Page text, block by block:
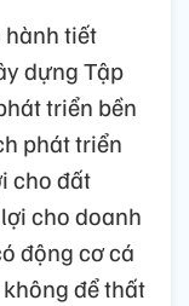
tiết
dựng Tập
triển bền
phát triển
cho đất
cho doanh
động cơ cá
để thất